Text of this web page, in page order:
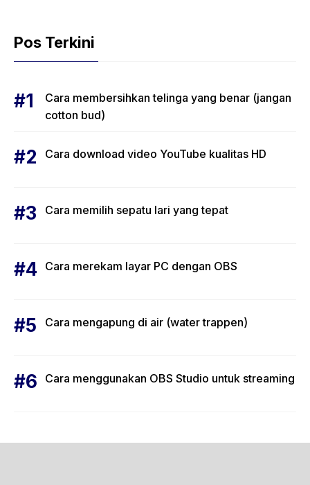
Pos Terkini
Cara membersihkan telinga yang benar (jangan
cotton bud)
Cara download video YouTube kualitas HD
Cara memilih sepatu lari yang tepat
Cara merekam layar PC dengan OBS
Cara mengapung di air (water trappen)
Cara menggunakan OBS Studio untuk streaming